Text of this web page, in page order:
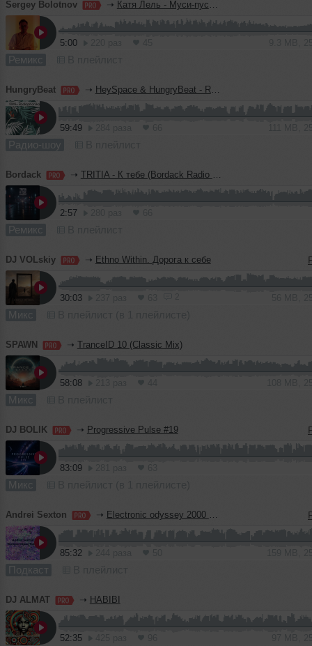
Sergey Bolotnov ➝ Катя Лель - Муси-пуси (Sergey Bolotnov Blend)
5:00
Ремикс
HungryBeat ➝ HeySpace & HungryBeat - Radiophonika #228
59:49
Радио-шоу
Bordack ➝ TRITIA - К тебе (Bordack Radio Edit)
2:57
Ремикс
DJ VOLskiy ➝ Ethno Within. Дорога к себе
30:03
Микс
SPAWN ➝ TranceID 10 (Classic Mix)
58:08
Микс
DJ BOLIK ➝ Progressive Pulse #19
83:09
Микс
Andrei Sexton ➝ Electronic odyssey 2000 part.5
85:32
Подкаст
DJ ALMAT ➝ HABIBI
52:35